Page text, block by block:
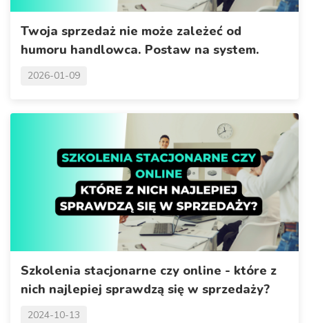
Twoja sprzedaż nie może zależeć od
humoru handlowca. Postaw na system.
2026-01-09
Szkolenia stacjonarne czy online - które z
nich najlepiej sprawdzą się w sprzedaży?
2024-10-13